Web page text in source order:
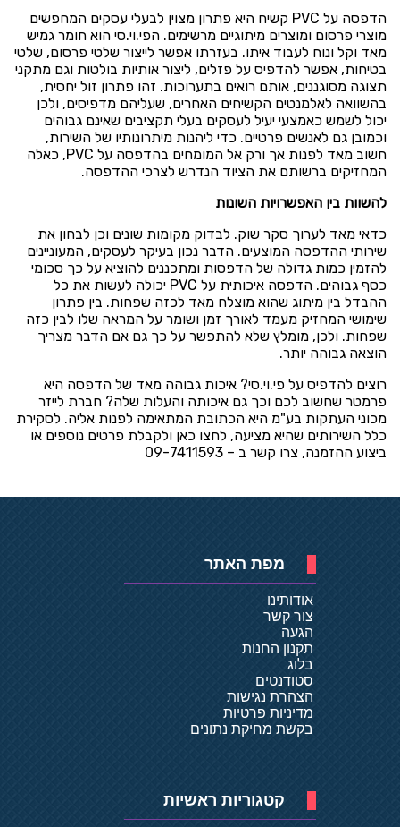
הדפסה על PVC קשיח היא פתרון מצוין לבעלי עסקים המחפשים
מוצרי פרסום ומוצרים מיתוגיים מרשימים. הפי.וי.סי הוא חומר גמיש
מאד וקל ונוח לעבוד איתו. בעזרתו אפשר לייצור שלטי פרסום, שלטי
בטיחות, אפשר להדפיס על פזלים, ליצור אותיות בולטות וגם מתקני
תצוגה מסוגננים, אותם רואים בתערוכות. זהו פתרון זול יחסית,
בהשוואה לאלמנטים הקשיחים האחרים, שעליהם מדפיסים, ולכן
יכול לשמש כאמצעי יעיל לעסקים בעלי תקציבים שאינם גבוהים
וכמובן גם לאנשים פרטיים. כדי ליהנות מיתרונותיו של השירות,
חשוב מאד לפנות אך ורק אל המומחים בהדפסה על PVC, כאלה
המחזיקים ברשותם את הציוד הנדרש לצרכי ההדפסה.
להשוות בין האפשרויות השונות
כדאי מאד לערוך סקר שוק. לבדוק מקומות שונים וכן לבחון את
שירותי ההדפסה המוצעים. הדבר נכון בעיקר לעסקים, המעוניינים
להזמין כמות גדולה של הדפסות ומתכננים להוציא על כך סכומי
כסף גבוהים. הדפסה איכותית על PVC יכולה לעשות את כל
ההבדל בין מיתוג שהוא מוצלח מאד לכזה שפחות. בין פתרון
שימושי המחזיק מעמד לאורך זמן ושומר על המראה שלו לבין כזה
שפחות. ולכן, מומלץ שלא להתפשר על כך גם אם הדבר מצריך
הוצאה גבוהה יותר.
רוצים להדפיס על פי.וי.סי? איכות גבוהה מאד של הדפסה היא
פרמטר שחשוב לכם וכך גם איכותה והעלות שלה? חברת לייזר
מכוני העתקות בע"מ היא הכתובת המתאימה לפנות אליה. לסקירת
כלל השירותים שהיא מציעה, לחצו כאן ולקבלת פרטים נוספים או
ביצוע ההזמנה, צרו קשר ב – 09-7411593
מפת האתר
אודותינו
צור קשר
הגעה
תקנון החנות
בלוג
סטודנטים
הצהרת נגישות
מדיניות פרטיות
בקשת מחיקת נתונים
קטגוריות ראשיות